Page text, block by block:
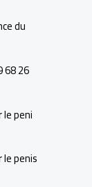
du
68 26
peni
penis